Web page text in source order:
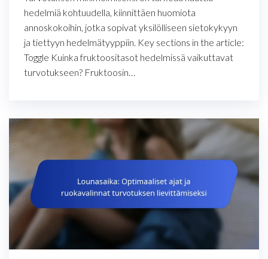
hedelmiä kohtuudella, kiinnittäen huomiota
annoskokoihin, jotka sopivat yksilölliseen sietokykyyn
ja tiettyyn hedelmätyyppiin. Key sections in the article:
Toggle Kuinka fruktoositasot hedelmissä vaikuttavat
turvotukseen? Fruktoosin…